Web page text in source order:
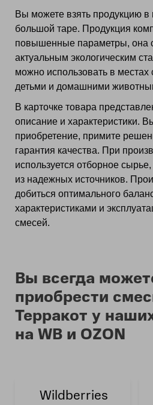
Вы можете взять продукцию в
большой таре. Продукция
повышенные параметры, она
актуальным экологическим
можно использовать в
детьми и домашними
В карточке товара
описание и характеристики.
приобретение, примите
гарантия качества. При
используется отборное
из надежных источников.
добиться оптимального
характеристиками и
смесей.
Вы всегда
приобрести
Терракот у
на WB и OZON
Wildberries